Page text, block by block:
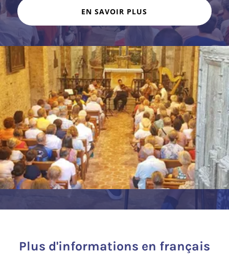
EN SAVOIR PLUS
Plus d'informations en français